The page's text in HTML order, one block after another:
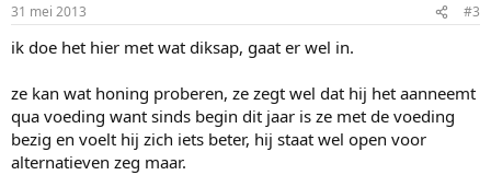
31 mei 2013 #3
ik doe het hier met wat diksap, gaat er wel in.
ze kan wat honing proberen, ze zegt wel dat hij het aanneemt
qua voeding want sinds begin dit jaar is ze met de voeding
bezig en voelt hij zich iets beter, hij staat wel open voor
alternatieven zeg maar.